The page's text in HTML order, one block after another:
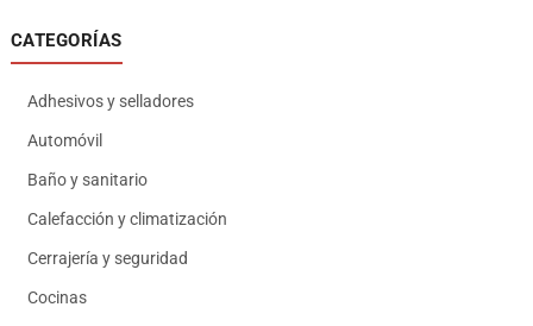
CATEGORÍAS
Adhesivos y selladores
Automóvil
Baño y sanitario
Calefacción y climatización
Cerrajería y seguridad
Cocinas